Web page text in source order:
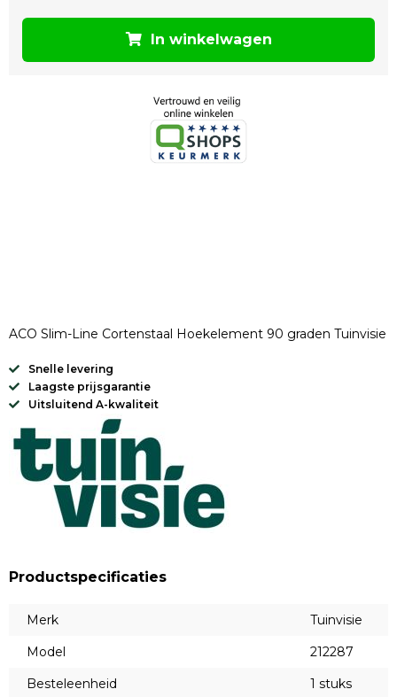
In winkelwagen
ACO Slim-Line Cortenstaal Hoekelement 90 graden Tuinvisie
Snelle levering
Laagste prijsgarantie
Uitsluitend A-kwaliteit
Productspecificaties
Merk
Tuinvisie
Model
212287
Besteleenheid
1 stuks